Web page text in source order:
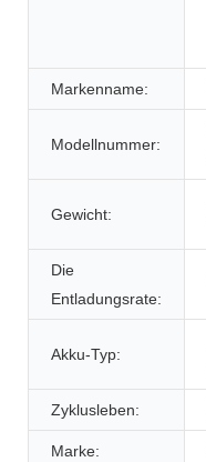
Markenname:
Modellnummer:
Gewicht:
Die
Entladungsrate:
Akku-Typ:
Zyklusleben:
Marke: